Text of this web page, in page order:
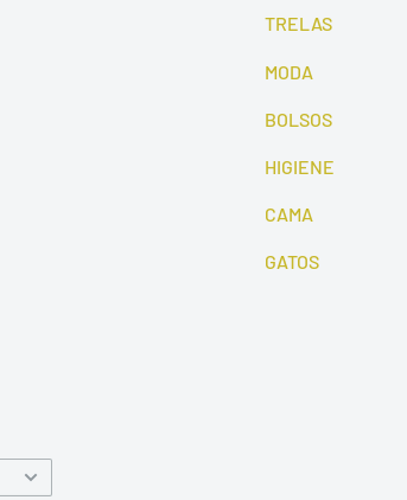
TRELAS
MODA
BOLSOS
HIGIENE
CAMA
GATOS